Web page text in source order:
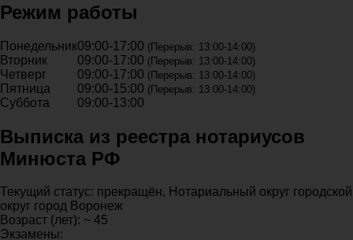
Режим работы
Понедельник09:00-17:00 (Перерыв: 13:00-14:00)
Вторник 09:00-17:00 (Перерыв: 13:00-14:00)
Четверг 09:00-17:00 (Перерыв: 13:00-14:00)
Пятница 09:00-15:00 (Перерыв: 13:00-14:00)
Суббота 09:00-13:00
Выписка из реестра нотариусов
Минюста РФ
Текущий статус: прекращён, Нотариальный округ городской
округ город Воронеж
Возраст (лет): ~ 45
Экзамены: